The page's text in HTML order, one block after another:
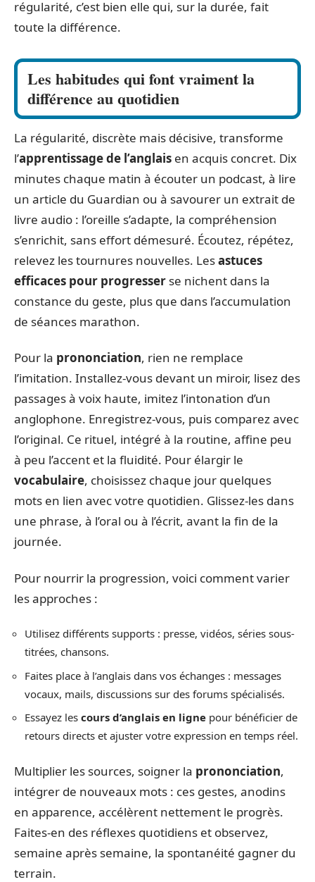
régularité, c’est bien elle qui, sur la durée, fait
toute la différence.
Les habitudes qui font vraiment la
différence au quotidien
La régularité, discrète mais décisive, transforme
l’apprentissage de l’anglais en acquis concret. Dix
minutes chaque matin à écouter un podcast, à lire
un article du Guardian ou à savourer un extrait de
livre audio : l’oreille s’adapte, la compréhension
s’enrichit, sans effort démesuré. Écoutez, répétez,
relevez les tournures nouvelles. Lesastuces
efficaces pour progresser se nichent dans la
constance du geste, plus que dans l’accumulation
de séances marathon.
Pour la prononciation, rien ne remplace
l’imitation. Installez-vous devant un miroir, lisez des
passages à voix haute, imitez l’intonation d’un
anglophone. Enregistrez-vous, puis comparez avec
l’original. Ce rituel, intégré à la routine, affine peu
à peu l’accent et la fluidité. Pour élargir le
vocabulaire, choisissez chaque jour quelques
mots en lien avec votre quotidien. Glissez-les dans
une phrase, à l’oral ou à l’écrit, avant la fin de la
journée.
Pour nourrir la progression, voici comment varier
les approches :
Utilisez différents supports : presse, vidéos, séries sous-
titrées, chansons.
Faites place à l’anglais dans vos échanges : messages
vocaux, mails, discussions sur des forums spécialisés.
Essayez les cours d’anglais en ligne pour bénéficier de
retours directs et ajuster votre expression en temps réel.
Multiplier les sources, soigner la prononciation,
intégrer de nouveaux mots : ces gestes, anodins
en apparence, accélèrent nettement le progrès.
Faites-en des réflexes quotidiens et observez,
semaine après semaine, la spontanéité gagner du
terrain.